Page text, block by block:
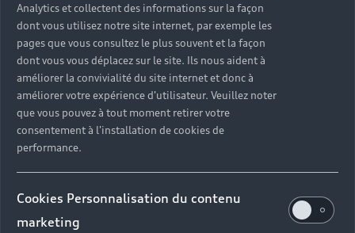
Analytics et collectent des informations sur la façon
dont vous utilisez notre site internet, par exemple les
pages que vous consultez le plus souvent et la façon
dont vous vous déplacez sur le site. Ils nous aident à
améliorer la convivialité du site internet et donc à
améliorer votre expérience d'utilisateur. Veuillez noter
que vous pouvez à tout moment retirer votre
consentement à l'installation de cookies de
performance.
Cookies Personnalisation du contenu
marketing